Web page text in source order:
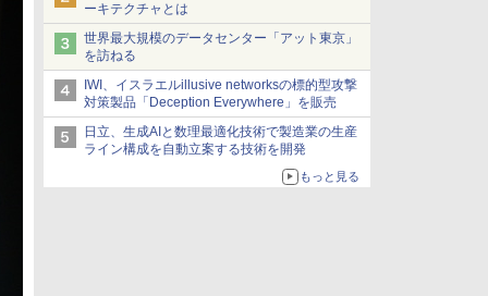
ーキテクチャとは
世界最大規模のデータセンター「アット東京」
を訪ねる
IWI、イスラエルillusive networksの標的型攻撃
対策製品「Deception Everywhere」を販売
日立、生成AIと数理最適化技術で製造業の生産
ライン構成を自動立案する技術を開発
もっと見る